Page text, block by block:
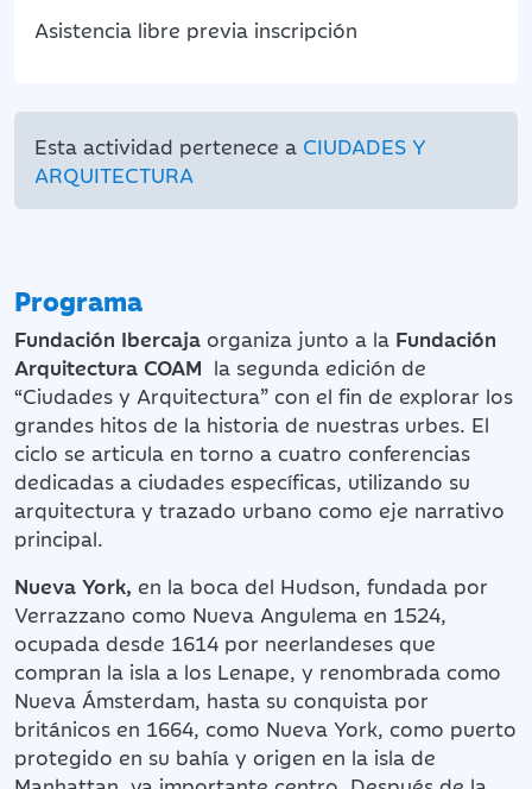
Asistencia libre previa inscripción
Esta actividad pertenece a CIUDADES Y
ARQUITECTURA
Programa
Fundación Ibercaja organiza junto a la Fundación
Arquitectura COAM la segunda edición de
“Ciudades y Arquitectura” con el fin de explorar los
grandes hitos de la historia de nuestras urbes. El
ciclo se articula en torno a cuatro conferencias
dedicadas a ciudades específicas, utilizando su
arquitectura y trazado urbano como eje narrativo
principal.
Nueva York, en la boca del Hudson, fundada por
Verrazzano como Nueva Angulema en 1524,
ocupada desde 1614 por neerlandeses que
compran la isla a los Lenape, y renombrada como
Nueva Ámsterdam, hasta su conquista por
británicos en 1664, como Nueva York, como puerto
protegido en su bahía y origen en la isla de